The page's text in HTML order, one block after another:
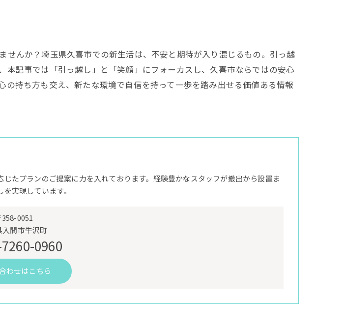
んか？埼玉県久喜市での新生活は、不安と期待が入り混じるもの。引っ越
記事では「引っ越し」と「笑顔」にフォーカスし、久喜市ならではの安心
持ち方も交え、新たな環境で自信を持って一歩を踏み出せる価値ある情報
たプランのご提案に力を入れております。経験豊かなスタッフが搬出から設置ま
実現しています。
358-0051
入間市牛沢町
0960
わせはこちら